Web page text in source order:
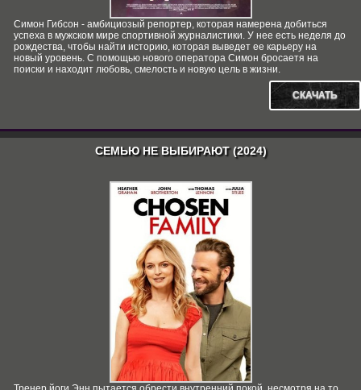
Симон Гибсон - амбициозый репортер, которая намерена добиться
успеха в мужском мире спортивной журналистики. У нее есть неделя до
рождества, чтобы найти историю, которая выведет ее карьеру на
новый уровень. С помощью нового оператора Симон бросаетя на
поиски и находит любовь, смелость и новую цель в жизни.
СКАЧАТЬ
СЕМЬЮ НЕ ВЫБИРАЮТ (2024)